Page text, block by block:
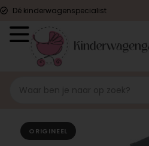
Dé kinderwagenspecialist
ORIGINEEL